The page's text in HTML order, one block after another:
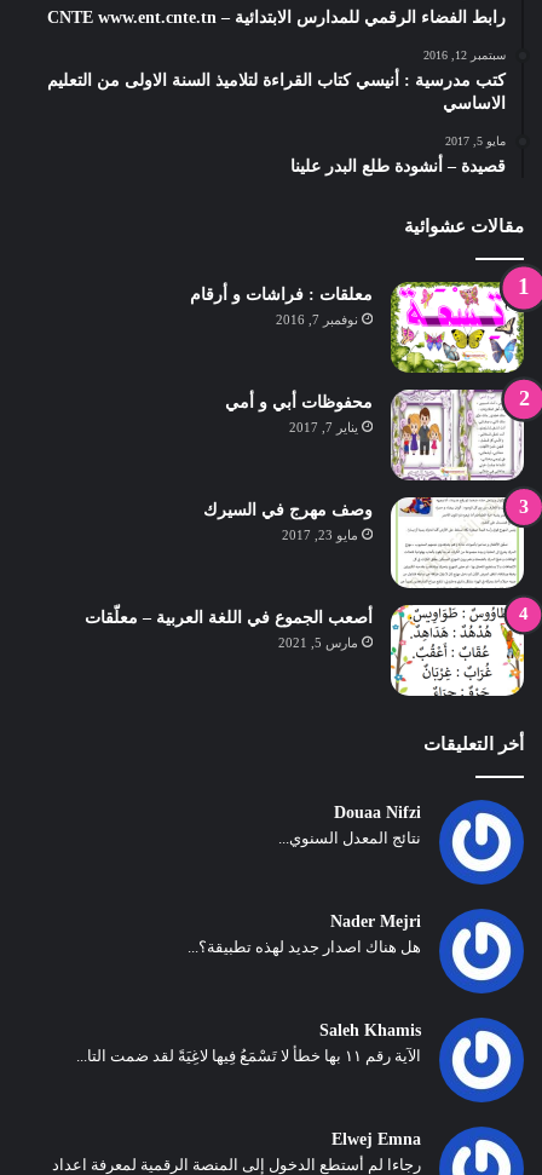
رابط الفضاء الرقمي للمدارس الابتدائية – CNTE www.ent.cnte.tn
سبتمبر 12, 2016
كتب مدرسية : أنيسي كتاب القراءة لتلاميذ السنة الاولى من التعليم
الاساسي
مايو 5, 2017
قصيدة – أنشودة طلع البدر علينا
مقالات عشوائية
معلقات : فراشات و أرقام
نوفمبر 7, 2016
محفوظات أبي و أمي
يناير 7, 2017
وصف مهرج في السيرك
مايو 23, 2017
أصعب الجموع في اللغة العربية – معلّقات
مارس 5, 2021
أخر التعليقات
Douaa Nifzi
نتائج المعدل السنوي...
Nader Mejri
هل هناك اصدار جديد لهذه تطبيقة؟...
Saleh Khamis
الآية رقم ١١ بها خطأ لا تَسْمَعُ فِيها لاغِيَةً لقد ضمت التا...
Elwej Emna
رجاءا لم أستطع الدخول إلى المنصة الرقمية لمعرفة اعداد